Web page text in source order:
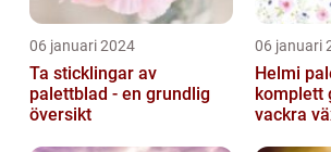
06 januari 2024
Ta sticklingar av
palettblad - en grundlig
översikt
06 januari
Helmi
komplett
vackra